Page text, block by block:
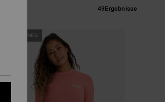
49Ergebnisse
BRANDNEU